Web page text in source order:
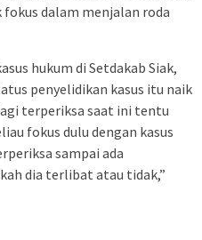
dalam menjalan roda
hukum di Setdakab Siak,
penyelidikan kasus itu naik
terperiksa saat ini tentu
fokus dulu dengan kasus
sampai ada
dia terlibat atau tidak,”